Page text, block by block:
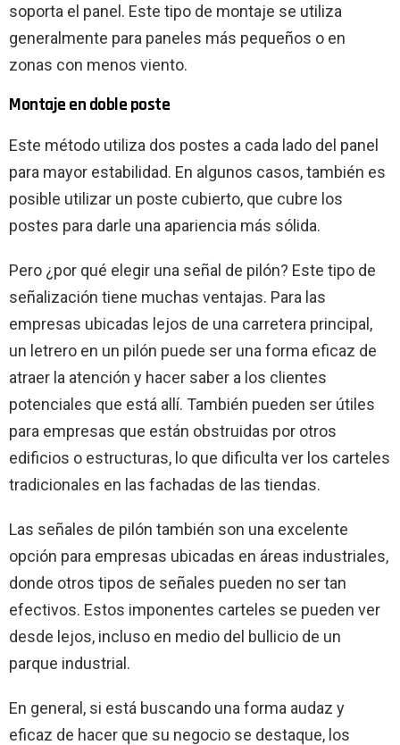
soporta el panel. Este tipo de montaje se utiliza
generalmente para paneles más pequeños o en
zonas con menos viento.
Montaje en doble poste
Este método utiliza dos postes a cada lado del panel
para mayor estabilidad. En algunos casos, también es
posible utilizar un poste cubierto, que cubre los
postes para darle una apariencia más sólida.
Pero ¿por qué elegir una señal de pilón? Este tipo de
señalización tiene muchas ventajas. Para las
empresas ubicadas lejos de una carretera principal,
un letrero en un pilón puede ser una forma eficaz de
atraer la atención y hacer saber a los clientes
potenciales que está allí. También pueden ser útiles
para empresas que están obstruidas por otros
edificios o estructuras, lo que dificulta ver los carteles
tradicionales en las fachadas de las tiendas.
Las señales de pilón también son una excelente
opción para empresas ubicadas en áreas industriales,
donde otros tipos de señales pueden no ser tan
efectivos. Estos imponentes carteles se pueden ver
desde lejos, incluso en medio del bullicio de un
parque industrial.
En general, si está buscando una forma audaz y
eficaz de hacer que su negocio se destaque, los